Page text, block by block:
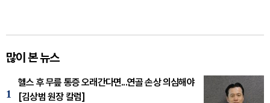
많이 본 뉴스
1
헬스 후 무릎 통증 오래간다면...연골 손상 의심해야
[김상범 원장 칼럼]